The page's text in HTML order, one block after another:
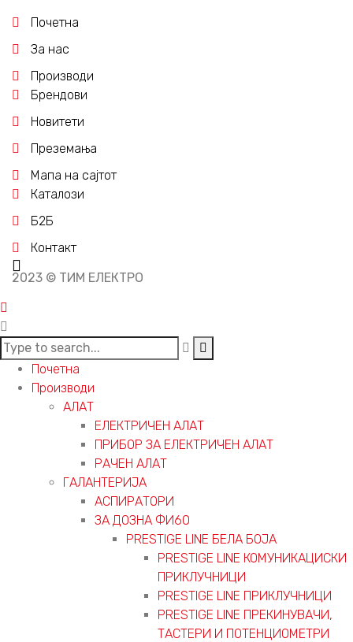
Почетна
За нас
Производи
Брендови
Новитети
Преземања
Мапа на сајтот
Каталози
Б2Б
Контакт
2023 © ТИМ ЕЛЕКТРО
Почетна
Производи
АЛАТ
ЕЛЕКТРИЧЕН АЛАТ
ПРИБОР ЗА ЕЛЕКТРИЧЕН АЛАТ
РАЧЕН АЛАТ
ГАЛАНТЕРИЈА
АСПИРАТОРИ
ЗА ДОЗНА ФИ60
PRESTIGE LINE БЕЛА БОЈА
PRESTIGE LINE КОМУНИКАЦИСКИ
ПРИКЛУЧНИЦИ
PRESTIGE LINE ПРИКЛУЧНИЦИ
PRESTIGE LINE ПРЕКИНУВАЧИ,
ТАСТЕРИ И ПОТЕНЦИОМЕТРИ